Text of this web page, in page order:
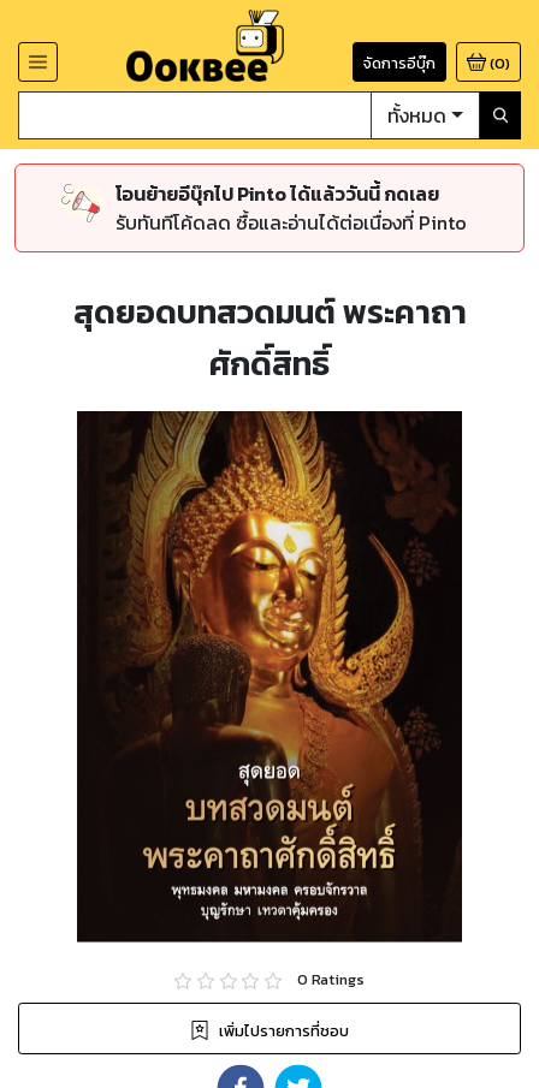
จัดการอีบุ๊ก (0)
ทั้งหมด
โอนย้ายอีบุ๊กไป Pinto ได้แล้ววันนี้ กดเลย
รับทันทีโค้ดลด ซื้อและอ่านได้ต่อเนื่องที่ Pinto
สุดยอดบทสวดมนต์ พระคาถา
ศักดิ์สิทธิ์
0 Ratings
เพิ่มไปรายการที่ชอบ